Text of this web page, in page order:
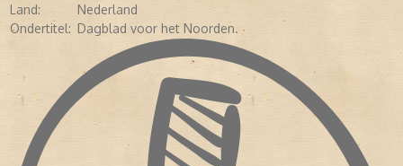
Land:
Nederland
Ondertitel: Dagblad voor het Noorden.